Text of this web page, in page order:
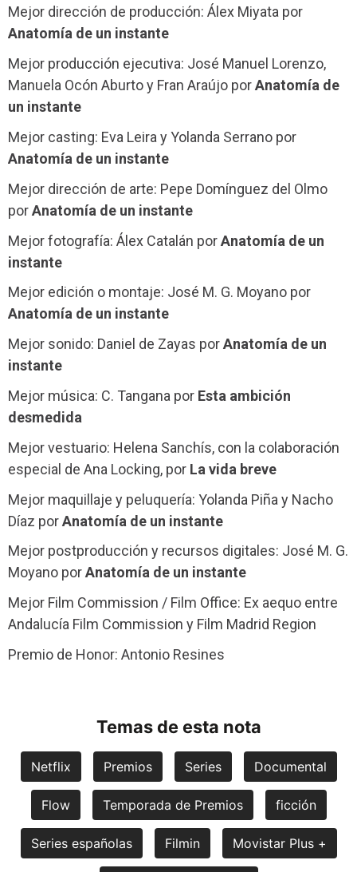
Mejor dirección de producción: Álex Miyata por
Anatomía de un instante
Mejor producción ejecutiva: José Manuel Lorenzo,
Manuela Ocón Aburto y Fran Araújo porAnatomía de
un instante
Mejor casting: Eva Leira y Yolanda Serrano por
Anatomía de un instante
Mejor dirección de arte: Pepe Domínguez del Olmo
porAnatomía de un instante
Mejor fotografía: Álex Catalán porAnatomía de un
instante
Mejor edición o montaje: José M. G. Moyano por
Anatomía de un instante
Mejor sonido: Daniel de Zayas porAnatomía de un
instante
Mejor música: C. Tangana por Esta ambición
desmedida
Mejor vestuario: Helena Sanchís, con la colaboración
especial de Ana Locking, por La vida breve
Mejor maquillaje y peluquería: Yolanda Piña y Nacho
Díaz porAnatomía de un instante
Mejor postproducción y recursos digitales: José M. G.
Moyano porAnatomía de un instante
Mejor Film Commission / Film Office: Ex aequo entre
Andalucía Film Commission y Film Madrid Region
Premio de Honor: Antonio Resines
Temas de esta nota
Netflix Premios Series Documental
Flow Temporada de Premios ficción
Series españolas Filmin Movistar Plus +